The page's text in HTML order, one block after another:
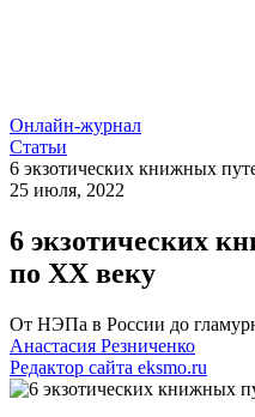
Онлайн-журнал
Статьи
6 экзотических книжных
25 июля, 2022
6 экзотических
по XX веку
От НЭПа в России до
Анастасия Резниченко
Редактор сайта eksmo.ru